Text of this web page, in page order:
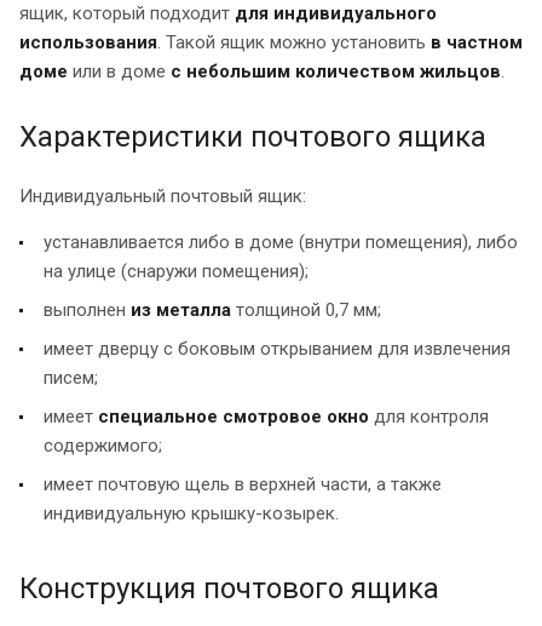
ящик, который подходит для индивидуального
использования. Такой ящик можно установить в частном
доме или в доме с небольшим количеством жильцов.
Характеристики почтового ящика
Индивидуальный почтовый ящик:
устанавливается либо в доме (внутри помещения), либо
на улице (снаружи помещения);
выполнен из металла толщиной 0,7 мм;
имеет дверцу с боковым открыванием для извлечения
писем;
имеет специальное смотровое окно для контроля
содержимого;
имеет почтовую щель в верхней части, а также
индивидуальную крышку-козырек.
Конструкция почтового ящика